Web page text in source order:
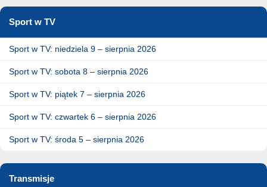
Sport w TV
Sport w TV: niedziela 9 – sierpnia 2026
Sport w TV: sobota 8 – sierpnia 2026
Sport w TV: piątek 7 – sierpnia 2026
Sport w TV: czwartek 6 – sierpnia 2026
Sport w TV: środa 5 – sierpnia 2026
Transmisje